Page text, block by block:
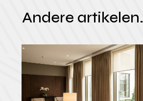
Andere artikelen.